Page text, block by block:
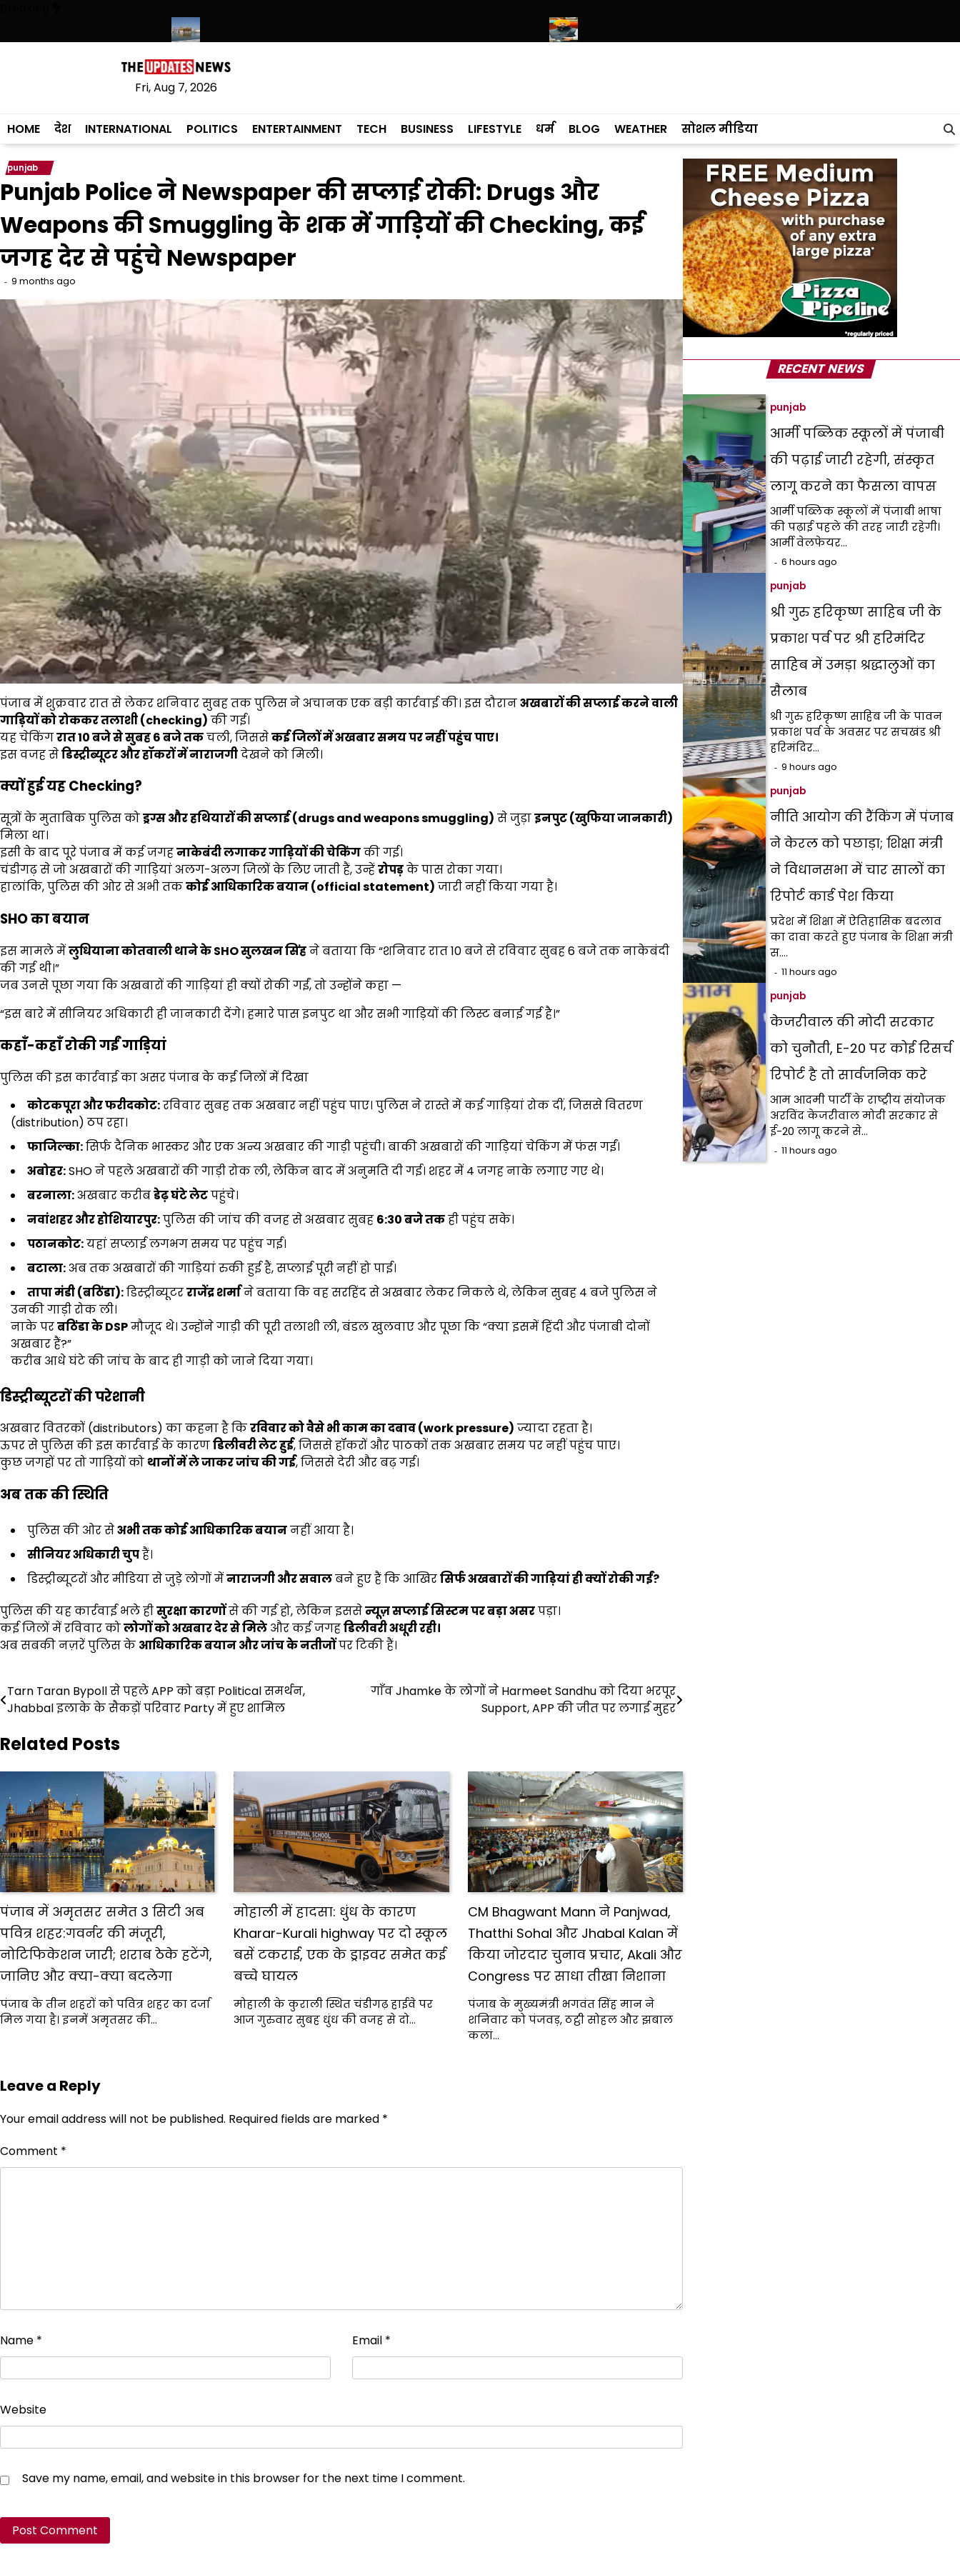
content
श्री गुरु हरिकृष्ण साहिब जी के प्रकाश पर्व पर श्री हरिमंदिर साहिब में उमड़ा श्रद्धालुओं का सैलाब
Fri, Aug 7, 2026
HOME देश INTERNATIONAL POLITICS ENTERTAINMENT TECH BUSINESS LIFESTYLE धर्म BLOG WEATHER सोशल मीडिया
punjab
Punjab Police ने Newspaper की सप्लाई रोकी: Drugs और
Weapons की Smuggling के शक में गाड़ियों की Checking, कई
जगह देर से पहुंचे Newspaper
9 months ago
पंजाब में शुक्रवार रात से लेकर शनिवार सुबह तक पुलिस ने अचानक एक बड़ी कार्रवाई की। इस दौरानअखबारों की सप्लाई करने वाली
गाड़ियों को रोककर तलाशी (checking) की गई।
यह चेकिंगरात 10बजे से सुबह 6बजे तकचली, जिससेकई जिलों में अखबार समय पर नहीं पहुंच पाए।
इस वजह सेडिस्ट्रीब्यूटर और हॉकरों में नाराजगीदेखने को मिली।
क्यों हुई यह Checking?
सूत्रों के मुताबिक पुलिस कोड्रग्स और हथियारों की सप्लाई (drugs and weapons smuggling) से जुड़ाइनपुट (खुफिया जानकारी)
मिला था।
इसी के बाद पूरे पंजाब में कई जगहनाकेबंदी लगाकर गाड़ियों की चेकिंगकी गई।
चंडीगढ़ से जो अखबारों की गाड़ियां अलग-अलग जिलों के लिए जाती हैं, उन्हेंरोपड़के पास रोका गया।
हालांकि, पुलिस की ओर से अभी तककोई आधिकारिक बयान (official statement) जारी नहीं किया गया है।
SHO का बयान
इस मामले मेंलुधियाना कोतवाली थाने के SHOसुलखन सिंहने बताया कि “शनिवार रात 10 बजे से रविवार सुबह 6 बजे तक नाकेबंदी
की गई थी।”
जब उनसे पूछा गया कि अखबारों की गाड़ियां ही क्यों रोकी गईं, तो उन्होंने कहा —
“इस बारे में सीनियर अधिकारी ही जानकारी देंगे। हमारे पास इनपुट था और सभी गाड़ियों की लिस्ट बनाई गई है।”
कहाँ-कहाँ रोकी गईं गाड़ियां
पुलिस की इस कार्रवाई का असर पंजाब के कई जिलों में दिखा
कोटकपूरा और फरीदकोट:रविवार सुबह तक अखबार नहीं पहुंच पाए। पुलिस ने रास्ते में कई गाड़ियां रोक दीं, जिससे वितरण
(distribution) ठप रहा।
फाजिल्का:सिर्फ दैनिक भास्कर और एक अन्य अखबार की गाड़ी पहुंची। बाकी अखबारों की गाड़ियां चेकिंग में फंस गईं।
अबोहर:SHO ने पहले अखबारों की गाड़ी रोक ली, लेकिन बाद में अनुमति दी गई। शहर में 4 जगह नाके लगाए गए थे।
बरनाला:अखबार करीबडेढ़ घंटे लेटपहुंचे।
नवांशहर और होशियारपुर:पुलिस की जांच की वजह से अखबार सुबह 6:30बजे तकही पहुंच सके।
पठानकोट:यहां सप्लाई लगभग समय पर पहुंच गई।
बटाला:अब तक अखबारों की गाड़ियां रुकी हुई हैं, सप्लाई पूरी नहीं हो पाई।
तापा मंडी (बठिंडा):डिस्ट्रीब्यूटरराजेंद्र शर्माने बताया कि वह सरहिंद से अखबार लेकर निकले थे, लेकिन सुबह 4 बजे पुलिस ने
उनकी गाड़ी रोक ली।
नाके परबठिंडा के DSPमौजूद थे। उन्होंने गाड़ी की पूरी तलाशी ली, बंडल खुलवाए और पूछा कि “क्या इसमें हिंदी और पंजाबी दोनों
अखबार हैं?”
करीब आधे घंटे की जांच के बाद ही गाड़ी को जाने दिया गया।
डिस्ट्रीब्यूटरों की परेशानी
अखबार वितरकों (distributors) का कहना है किरविवार को वैसे भी काम का दबाव (work pressure) ज्यादा रहता है।
ऊपर से पुलिस की इस कार्रवाई के कारणडिलीवरी लेट हुई, जिससे हॉकरों और पाठकों तक अखबार समय पर नहीं पहुंच पाए।
कुछ जगहों पर तो गाड़ियों को थानों में ले जाकर जांच की गई, जिससे देरी और बढ़ गई।
अब तक की स्थिति
पुलिस की ओर सेअभी तक कोई आधिकारिक बयाननहीं आया है।
सीनियर अधिकारी चुपहैं।
डिस्ट्रीब्यूटरों और मीडिया से जुड़े लोगों मेंनाराजगी और सवालबने हुए हैं कि आखिरसिर्फ अखबारों की गाड़ियां ही क्यों रोकी गईं?
पुलिस की यह कार्रवाई भले हीसुरक्षा कारणोंसे की गई हो, लेकिन इससेन्यूज़ सप्लाई सिस्टम पर बड़ा असरपड़ा।
कई जिलों में रविवार कोलोगों को अखबार देर से मिले और कई जगहडिलीवरी अधूरी रही।
अब सबकी नज़रें पुलिस के आधिकारिक बयान और जांच के नतीजोंपर टिकी हैं।
Post
navigation
Tarn Taran Bypoll से पहले APP को बड़ा Political समर्थन,
Jhabbal इलाके के सैकड़ों परिवार Party में हुए शामिल
गाँव Jhamke के लोगों ने Harmeet Sandhu को दिया भरपूर
Support, APP की जीत पर लगाई मुहर
Related Posts
पंजाब में अमृतसर समेत 3 सिटी अब
पवित्र शहर:गवर्नर की मंजूरी,
नोटिफिकेशन जारी; शराब ठेके हटेंगे,
जानिए और क्या-क्या बदलेगा
पंजाब के तीन शहरों को पवित्र शहर का दर्जा
मिल गया है। इनमें अमृतसर की…
मोहाली में हादसा: धुंध के कारण
Kharar-Kurali highway पर दो स्कूल
बसें टकराई, एक के ड्राइवर समेत कई
बच्चे घायल
मोहाली के कुराली स्थित चंडीगढ़ हाईवे पर
आज गुरुवार सुबह धुंध की वजह से दो…
CM Bhagwant Mann ने Panjwad,
Thatthi Sohal और Jhabal Kalan में
किया जोरदार चुनाव प्रचार, Akali और
Congress पर साधा तीखा निशाना
पंजाब के मुख्यमंत्री भगवंत सिंह मान ने
शनिवार को पंजवड़, ठट्ठी सोहल और झबाल
कलां…
Leave a Reply
Your email address will not be published. Required fields are marked *
Comment *
Name * Email *
Website
Save my name, email, and website in this browser for the next time I comment.
RECENT NEWS
punjab
आर्मी पब्लिक स्कूलों में पंजाबी
की पढ़ाई जारी रहेगी, संस्कृत
लागू करने का फैसला वापस
आर्मी पब्लिक स्कूलों में पंजाबी भाषा
की पढ़ाई पहले की तरह जारी रहेगी।
आर्मी वेलफेयर…
6 hours ago
punjab
श्री गुरु हरिकृष्ण साहिब जी के
प्रकाश पर्व पर श्री हरिमंदिर
साहिब में उमड़ा श्रद्धालुओं का
सैलाब
श्री गुरु हरिकृष्ण साहिब जी के पावन
प्रकाश पर्व के अवसर पर सचखंड श्री
हरिमंदिर…
9 hours ago
punjab
नीति आयोग की रैंकिंग में पंजाब
ने केरल को पछाड़ा; शिक्षा मंत्री
ने विधानसभा में चार सालों का
रिपोर्ट कार्ड पेश किया
प्रदेश में शिक्षा में ऐतिहासिक बदलाव
का दावा करते हुए पंजाब के शिक्षा मंत्री
स.…
11 hours ago
punjab
केजरीवाल की मोदी सरकार
को चुनौती, E-20 पर कोई रिसर्च
रिपोर्ट है तो सार्वजनिक करे
आम आदमी पार्टी के राष्ट्रीय संयोजक
अरविंद केजरीवाल मोदी सरकार से
ई-20 लागू करने से…
11 hours ago